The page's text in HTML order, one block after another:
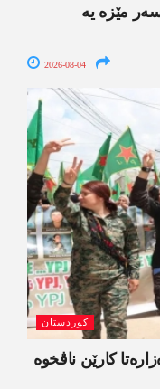
مێزە یە
2026-08-04
کوردستان
کارێن ناڤخوە